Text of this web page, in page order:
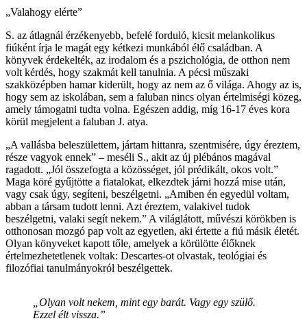
„Valahogy elérte”
S. az átlagnál érzékenyebb, befelé forduló, kicsit melankolikus
fiúként írja le magát egy kétkezi munkából élő családban. A
könyvek érdekelték, az irodalom és a pszichológia, de otthon nem
volt kérdés, hogy szakmát kell tanulnia. A pécsi műszaki
szakközépben hamar kiderült, hogy az nem az ő világa. Ahogy az is,
hogy sem az iskolában, sem a faluban nincs olyan értelmiségi közeg,
amely támogatni tudta volna. Egészen addig, míg 16-17 éves kora
körül megjelent a faluban J. atya.
„A vallásba beleszülettem, jártam hittanra, szentmisére, úgy éreztem,
része vagyok ennek” – meséli S., akit az új plébános magával
ragadott. „Jól összefogta a közösséget, jól prédikált, okos volt.”
Maga köré gyűjtötte a fiatalokat, elkezdtek járni hozzá mise után,
vagy csak úgy, segíteni, beszélgetni. „Amiben én egyedül voltam,
abban a társam tudott lenni. Azt éreztem, valakivel tudok
beszélgetni, valaki segít nekem.” A világlátott, művészi körökben is
otthonosan mozgó pap volt az egyetlen, aki értette a fiú másik életét.
Olyan könyveket kapott tőle, amelyek a körülötte élőknek
értelmezhetetlenek voltak: Descartes-ot olvastak, teológiai és
filozófiai tanulmányokról beszélgettek.
„Olyan volt nekem, mint egy barát. Vagy egy szülő.
Ezzel élt vissza.”